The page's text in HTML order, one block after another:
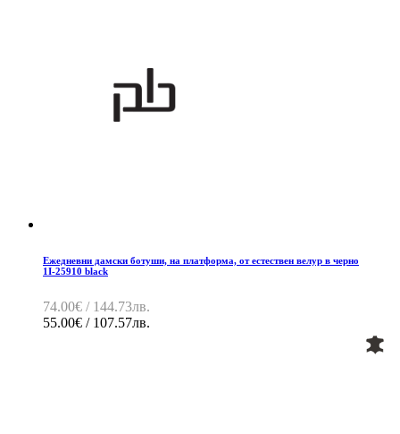
Ежедневни дамски ботуши, на платформа, от естествен велур в черно
1I-25910 black
74.00€ / 144.73лв.
55.00€ / 107.57лв.